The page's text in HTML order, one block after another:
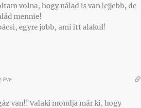
volna, hogy nálad is van lejjebb, de
mennie!
egyre jobb, ami itt alakul!
éve
van!! Valaki mondja már ki, hogy